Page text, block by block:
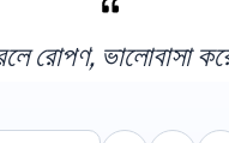
রোপণ, ভালোবাসা